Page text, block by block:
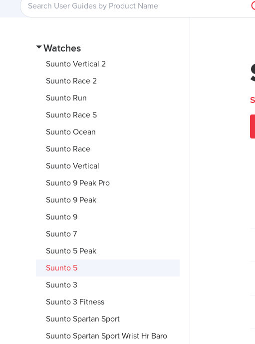
Watches
Suunto Vertical 2
Suunto Race 2
Suunto Run
Suunto Race S
Suunto Ocean
Suunto Race
Suunto Vertical
Suunto 9 Peak Pro
Suunto 9 Peak
Suunto 9
Suunto 7
Suunto 5 Peak
Suunto 5
Suunto 3
Suunto 3 Fitness
Suunto Spartan Sport
Suunto Spartan Sport Wrist Hr Baro